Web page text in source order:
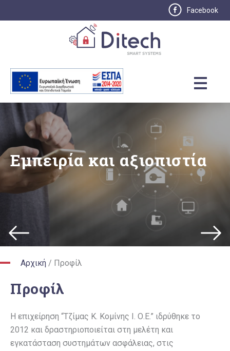
Facebook
Εμπειρία και αξιοπιστία
Αρχική / Προφίλ
Προφίλ
Η επιχείρηση “Τζίμας Κ. Κομίνης Ι. Ο.Ε.” ιδρύθηκε το
2012 και δραστηριοποιείται στη μελέτη και
εγκατάσταση συστημάτων ασφάλειας, στις